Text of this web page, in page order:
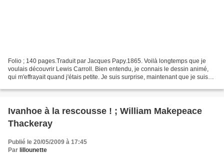
Folio ; 140 pages.Traduit par Jacques Papy.1865. Voilà longtemps que je
voulais découvrir Lewis Carroll. Bien entendu, je connais le dessin animé,
qui m'effrayait quand j'étais petite. Je suis surprise, maintenant que je suis
Ivanhoe à la rescousse ! ; William Makepeace
Thackeray
Publié le 20/05/2009 à 17:45
Par lillounette